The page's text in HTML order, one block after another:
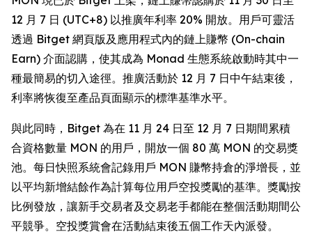
12 月 7 日 (UTC+8) 以推廣年利率 20% 開放。用戶可靈活
透過 Bitget 網頁版及應用程式內的鏈上賺幣 (On-chain
Earn) 介面認購，使其成為 Monad 生態系統啟動時其中一
種最簡易的切入途徑。推廣活動於 12 月 7 日中午結束後，
利率將恢復至產品頁面顯示的標準基準水平。
與此同時，Bitget 為在 11 月 24 日至 12 月 7 日期間累積
合資格數量 MON 的用戶，開放一個 80 萬 MON 的交易獎
池。每日快照系統會記錄用戶 MON 賺幣持倉的淨增長，並
以平均新增結餘作為計算每位用戶空投獎勵的基準。獎勵按
比例發放，讓新手交易者及交易老手都能在整個活動期間公
平競爭。空投獎賞會在活動結束後五個工作天內派發。